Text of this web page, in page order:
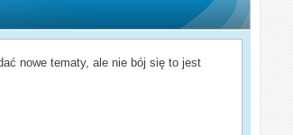
nowe tematy, ale nie bój się to jest